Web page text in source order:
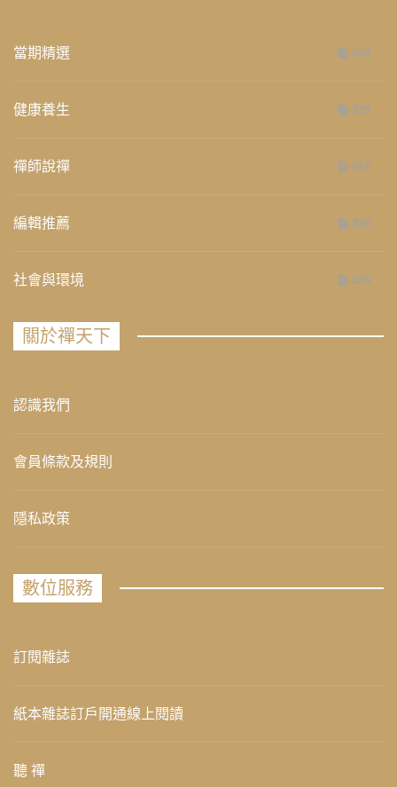
當期精選 658
健康養生 276
禪師說禪 267
編輯推薦 236
社會與環境 235
關於禪天下
認識我們
會員條款及規則
隱私政策
數位服務
訂閱雜誌
紙本雜誌訂戶開通線上閱讀
聽 禪